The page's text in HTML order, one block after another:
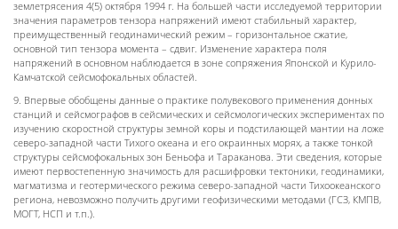
землетрясения 4(5) октября 1994 г. На большей части исследуемой территории
значения параметров тензора напряжений имеют стабильный характер,
преимущественный геодинамический режим – горизонтальное сжатие,
основной тип тензора момента – сдвиг. Изменение характера поля
напряжений в основном наблюдается в зоне сопряжения Японской и Курило-
Камчатской сейсмофокальных областей.
9. Впервые обобщены данные о практике полувекового применения донных
станций и сейсмографов в сейсмических и сейсмологических экспериментах по
изучению скоростной структуры земной коры и подстилающей мантии на ложе
северо-западной части Тихого океана и его окраинных морях, а также тонкой
структуры сейсмофокальных зон Беньофа и Тараканова. Эти сведения, которые
имеют первостепенную значимость для расшифровки тектоники, геодинамики,
магматизма и геотермического режима северо-западной части Тихоокеанского
региона, невозможно получить другими геофизическими методами (ГСЗ, КМПВ,
МОГТ, НСП и т.п.).